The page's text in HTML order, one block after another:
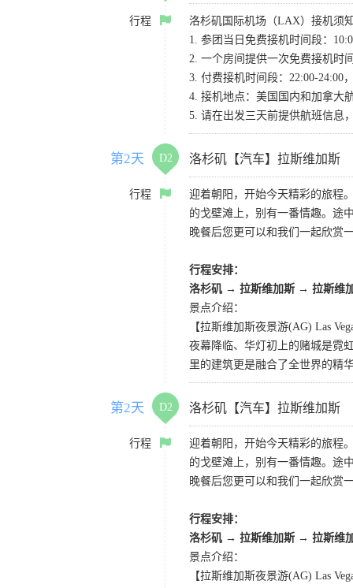
行程
洛杉矶国际机场（LAX）接机须
1. 参团当日免费接机时间段：
2. 一个房间提供一次免费接机时
3. 付费接机时间段：22:00-24:00
4. 接机地点：美国国内和加拿大
5. 请在出发三天前提供航班信息
第2天 D2 洛杉矶【汽车】拉斯维加斯
行程
迎着朝阳，开始今天精彩的旅程
的戈壁滩上，别有一番情趣。途
晚餐后您更可以和我们一起欣赏
行程安排：
洛杉矶 → 拉斯维加斯 → 拉斯维
景点介绍：
【拉斯维加斯夜景游(AG) Las
夜幕降临、华灯初上的赌城是霓
里的建筑更是融合了全世界的精
第2天 D2 洛杉矶【汽车】拉斯维加斯
行程
迎着朝阳，开始今天精彩的旅程
的戈壁滩上，别有一番情趣。途
晚餐后您更可以和我们一起欣赏
行程安排：
洛杉矶 → 拉斯维加斯 → 拉斯维
景点介绍：
【拉斯维加斯夜景游(AG) Las